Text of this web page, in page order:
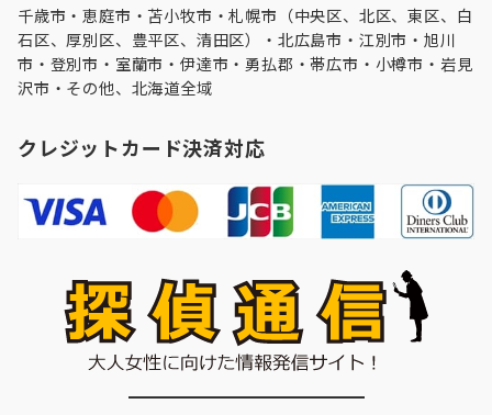
千歳市・恵庭市 ・ 苫小牧市 ・札幌市（中央区、北区、東区、白
石区、厚別区、豊平区、清田区）
・ 北広島市 ・ 江別市 ・旭川
市 ・登別市・ 室蘭市 ・伊達市・勇払郡・帯広市・ 小樽市 ・ 岩見
沢市 ・その他、北海道全域
クレジットカード決済対応